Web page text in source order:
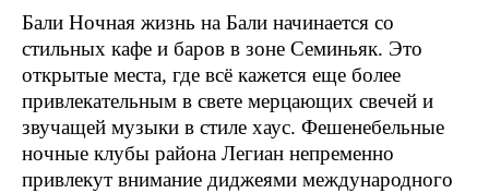
Бали Ночная жизнь на Бали начинается со
стильных кафе и баров в зоне Семиньяк. Это
открытые места, где всё кажется еще более
привлекательным в свете мерцающих свечей и
звучащей музыки в стиле хаус. Фешенебельные
ночные клубы района Легиан непременно
привлекут внимание диджеями международного